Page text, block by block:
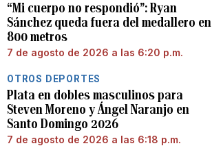
“Mi cuerpo no respondió”: Ryan
Sánchez queda fuera del medallero en
800 metros
7 de agosto de 2026 a las 6:20 p.m.
OTROS DEPORTES
Plata en dobles masculinos para
Steven Moreno y Ángel Naranjo en
Santo Domingo 2026
7 de agosto de 2026 a las 6:18 p.m.